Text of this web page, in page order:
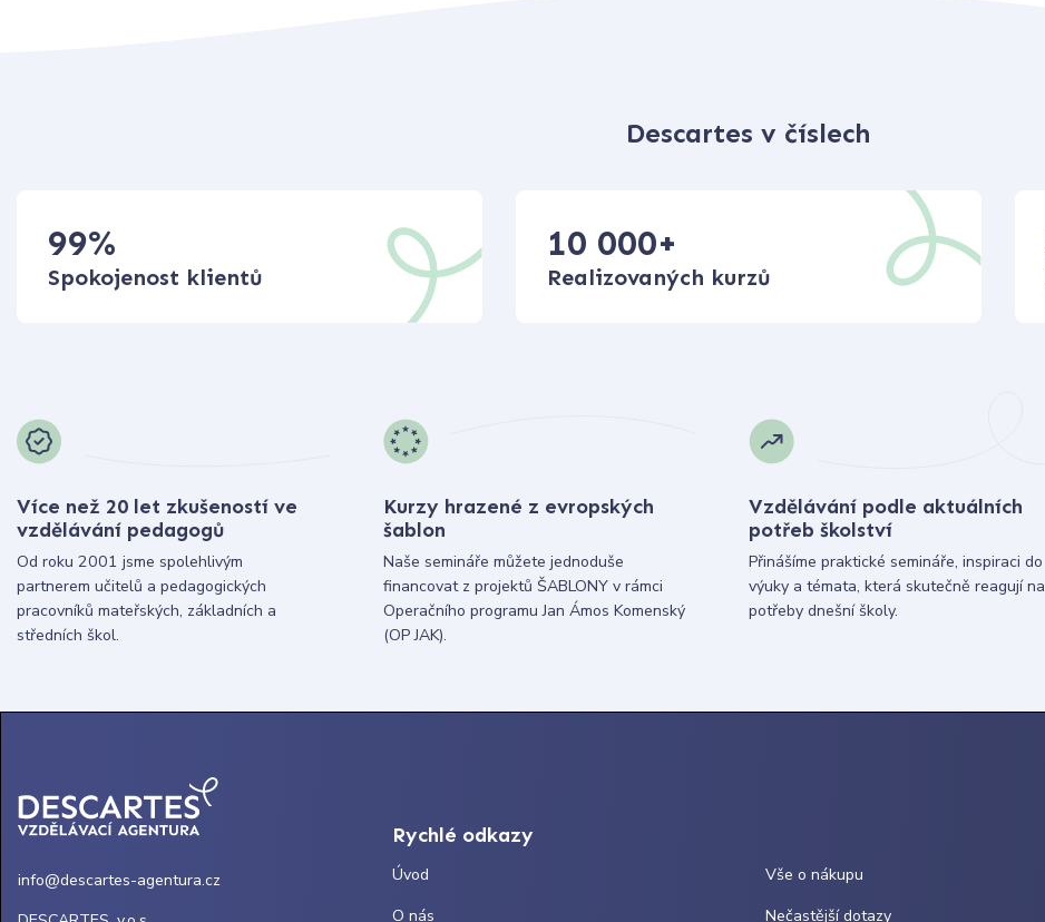
Descartes v číslech
99%
Spokojenost klientů
10 000+
Realizovaných kurzů
Více než 20 let zkušeností ve
vzdělávání pedagogů
Od roku 2001 jsme spolehlivým
partnerem učitelů a pedagogických
pracovníků mateřských, základních a
středních škol.
Kurzy hrazené z evropských
šablon
Naše semináře můžete jednoduše
financovat z projektů ŠABLONY v rámci
Operačního programu Jan Ámos Komenský
(OP JAK).
Vzdělávání podle aktuálních
potřeb školství
Přinášíme praktické semináře, inspiraci do
výuky a témata, která skutečně reagují na
potřeby dnešní školy.
info@descartes-agentura.cz
Rychlé odkazy
Úvod
O nás
Vše o nákupu
Nečastější dotazy